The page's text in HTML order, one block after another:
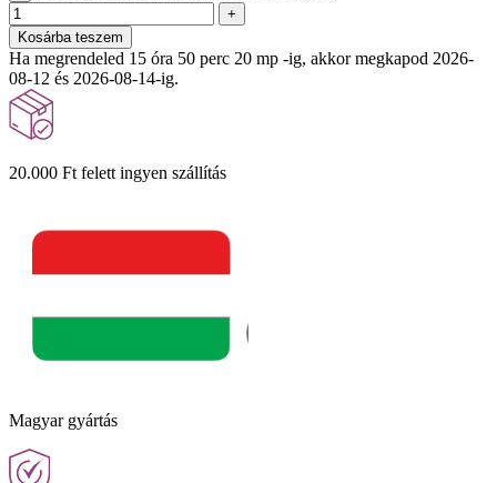
+
Kosárba teszem
Ha megrendeled 15 óra 50 perc 19 mp -ig, akkor megkapod 2026-
08-12 és 2026-08-14-ig.
20.000 Ft felett ingyen szállítás
Magyar gyártás